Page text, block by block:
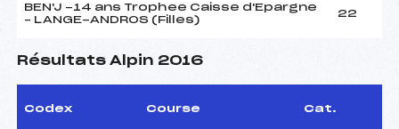
BEN'J -14 ans Trophee Caisse d'Epargne
– LANGE-ANDROS (Filles)
22
Résultats Alpin 2016
Codex Course Cat.